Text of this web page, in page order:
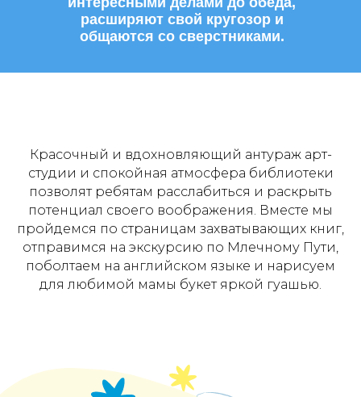
расширяют свой кругозор и
общаются со сверстниками.
Красочный и вдохновляющий антураж арт-
студии и спокойная атмосфера библиотеки
позволят ребятам расслабиться и раскрыть
потенциал своего воображения. Вместе мы
пройдемся по страницам захватывающих книг,
отправимся на экскурсию по Млечному Пути,
поболтаем на английском языке и нарисуем
для любимой мамы букет яркой гуашью.